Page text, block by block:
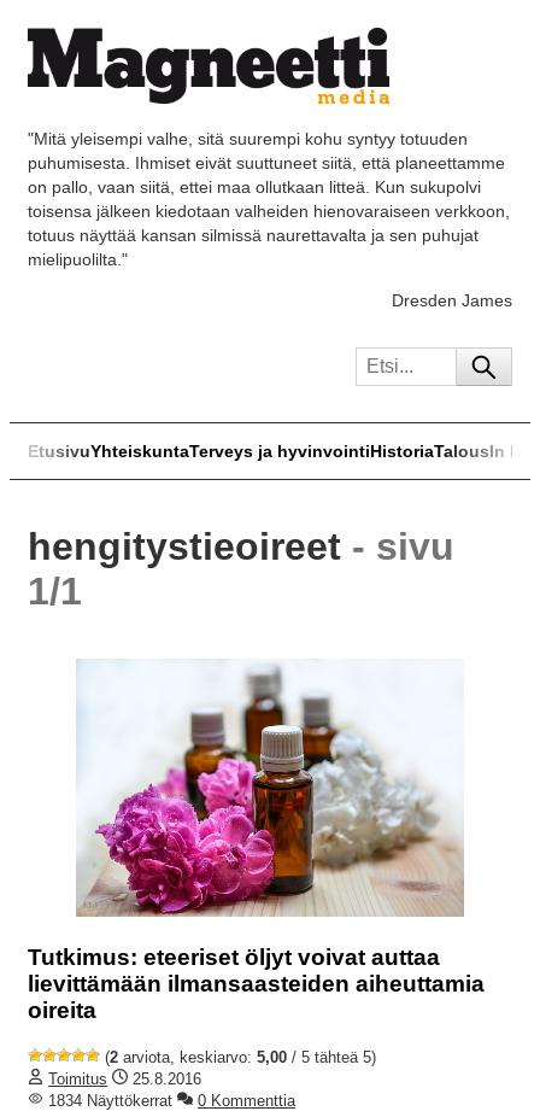
"Mitä yleisempi valhe, sitä suurempi kohu syntyy totuuden
puhumisesta. Ihmiset eivät suuttuneet siitä, että planeettamme
on pallo, vaan siitä, ettei maa ollutkaan litteä. Kun sukupolvi
toisensa jälkeen kiedotaan valheiden hienovaraiseen verkkoon,
totuus näyttää kansan silmissä naurettavalta ja sen puhujat
mielipuolilta."
Dresden James
EtusivuYhteiskuntaTerveys ja hyvinvointiHistoriaTalousIn
hengitystieoireet - sivu
1/1
Tutkimus: eteeriset öljyt voivat auttaa
lievittämään ilmansaasteiden aiheuttamia
oireita
(2 arviota, keskiarvo: 5,00 / 5 tähteä 5)
Toimitus
25.8.2016
1834 Näyttökerrat
0 Kommenttia